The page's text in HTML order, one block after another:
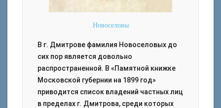
Новоселовы
В г. Дмитрове фамилия Новоселовых до
сих пор является довольно
распространенной. В «Памятной книжке
Московской губернии на 1899 год»
приводится список владений частных лиц
в пределах г. Дмитрова, среди которых